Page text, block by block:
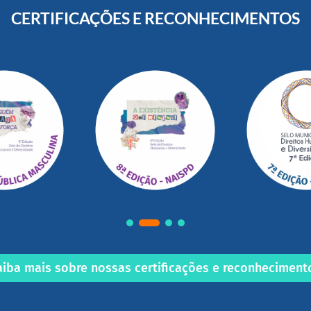
CERTIFICAÇÕES E RECONHECIMENTOS
mais sobre nossas certificações e